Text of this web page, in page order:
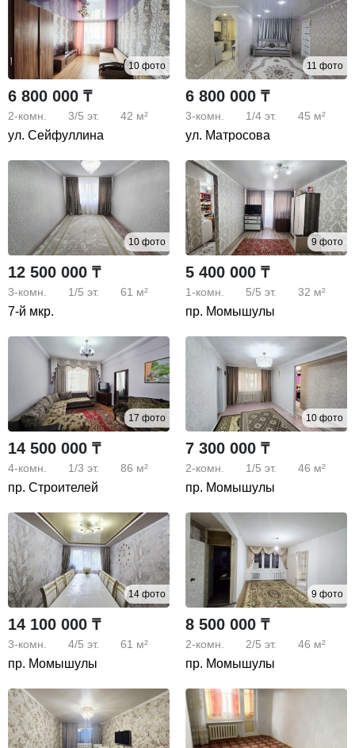
10 фото
6 800 000 ₸
2-комн. 3/5 эт. 42 м²
ул. Сейфуллина
11 фото
6 800 000 ₸
3-комн. 1/4 эт. 45 м²
ул. Матросова
10 фото
12 500 000 ₸
3-комн. 1/5 эт. 61 м²
7-й мкр.
9 фото
5 400 000 ₸
1-комн. 5/5 эт. 32 м²
пр. Момышулы
17 фото
14 500 000 ₸
4-комн. 1/3 эт. 86 м²
пр. Строителей
10 фото
7 300 000 ₸
2-комн. 1/5 эт. 46 м²
пр. Момышулы
14 фото
14 100 000 ₸
3-комн. 4/5 эт. 61 м²
пр. Момышулы
9 фото
8 500 000 ₸
2-комн. 2/5 эт. 46 м²
пр. Момышулы